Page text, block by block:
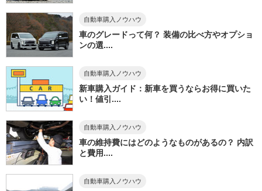
自動車購入ノウハウ
車のグレードって何？ 装備の比べ方やオプショ
ンの選....
自動車購入ノウハウ
新車購入ガイド：新車を買うならお得に買いた
い！値引....
自動車購入ノウハウ
車の維持費にはどのようなものがあるの？ 内訳
と費用....
自動車購入ノウハウ